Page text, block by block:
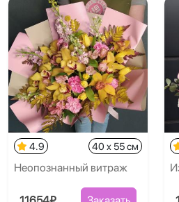
4.9 40 x 55 см
Неопознанный витраж